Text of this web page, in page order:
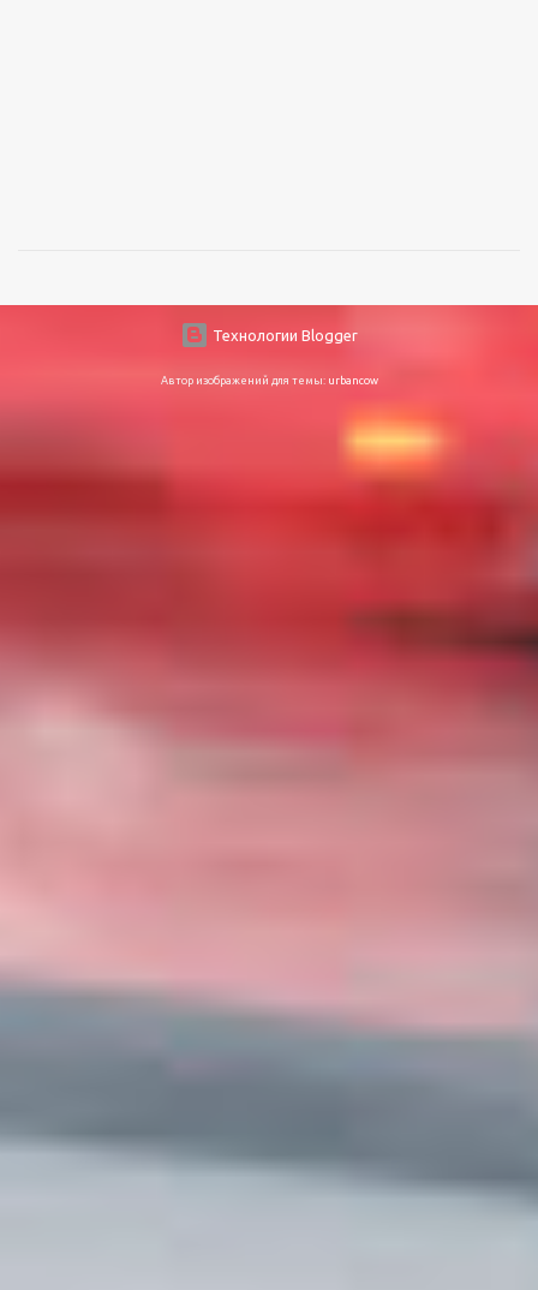
Технологии Blogger
Автор изображений для темы: urbancow